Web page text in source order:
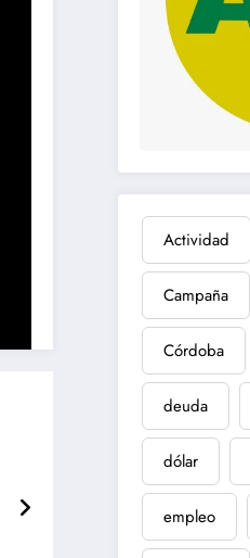
Actividad
Campaña
Córdoba
deuda
dólar
empleo